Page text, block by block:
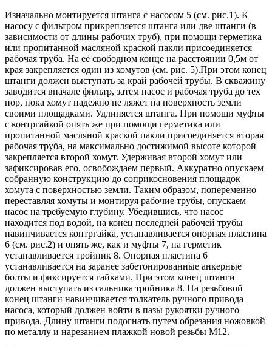
Изначально монтируется штанга с насосом 5 (см. рис.1). К
насосу с фильтром прикрепляется штанга или две штанги (в
зависимости от длины рабочих труб), при помощи герметика
или пропитанной масляной краской пакли присоединяется
рабочая труба. На её свободном конце на расстоянии 0,5м от
края закрепляется один из хомутов (см. рис. 5).При этом конец
штанги должен выступать за край рабочей трубы. В скважину
заводится вначале фильтр, затем насос и рабочая труба до тех
пор, пока хомут надежно не ляжет на поверхность земли
своими площадками. Удлиняется штанга. При помощи муфты
с контргайкой опять же при помощи герметика или
пропитанной масляной краской пакли присоединяется вторая
рабочая труба, на максимально достижимой высоте которой
закрепляется второй хомут. Удерживая второй хомут или
зафиксировав его, освобождаем первый. Аккуратно опускаем
собранную конструкцию до соприкосновения площадок
хомута с поверхностью земли. Таким образом, попеременно
переставляя хомуты и монтируя рабочие трубы, опускаем
насос на требуемую глубину. Убедившись, что насос
находится под водой, на конец последней рабочей трубы
навинчивается контргайка, устанавливается опорная пластина
6 (см. рис.2) и опять же, как и муфты 7, на герметик
устанавливается тройник 8. Опорная пластина 6
устанавливается на заранее забетонированные анкерные
болты и фиксируется гайками. При этом конец штанги
должен выступать из сальника тройника 8. На резьбовой
конец штанги навинчивается толкатель ручного привода
насоса, который должен войти в пазы рукоятки ручного
привода. Длину штанги подогнать путем обрезания ножовкой
по металлу и нарезанием плажкой новой резьбы М12.